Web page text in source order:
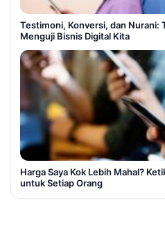
Testimoni, Konversi, dan Nurani:
Menguji Bisnis Digital Kita
Harga Saya Kok Lebih Mahal?
untuk Setiap Orang